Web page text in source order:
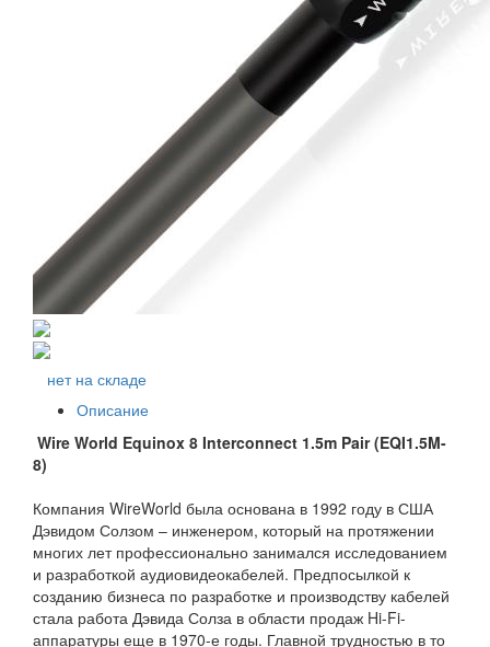
нет на складе
Описание
Wire World Equinox 8 Interconnect 1.5m Pair (EQI1.5M-
8)
Компания WireWorld была основана в 1992 году в США
Дэвидом Солзом – инженером, который на протяжении
многих лет профессионально занимался исследованием
и разработкой аудиовидеокабелей. Предпосылкой к
созданию бизнеса по разработке и производству кабелей
стала работа Дэвида Солза в области продаж Hi-Fi-
аппаратуры еще в 1970-е годы. Главной трудностью в то